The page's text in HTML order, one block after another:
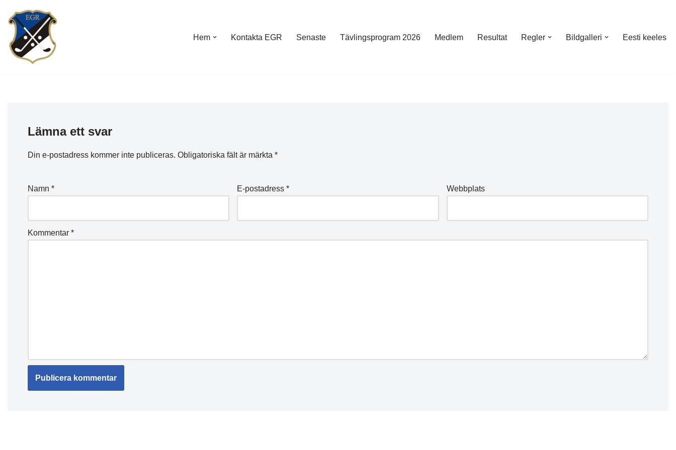
Hoppa
till
innehåll
Hem Kontakta EGR Senaste Tävlingsprogram 2026 Medlem Resultat Regler Bildgalleri Eesti keeles
Lämna ett svar
Din e-postadress kommer inte publiceras. Obligatoriska fält är märkta *
Namn * E-postadress* Webbplats
Kommentar *